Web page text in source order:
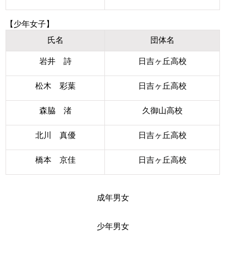
【少年女子】
氏名
団体名
岩井 詩 日吉ヶ丘高校
松木 彩葉 日吉ヶ丘高校
森脇 渚 久御山高校
北川 真優 日吉ヶ丘高校
橋本 京佳 日吉ヶ丘高校
成年男女
少年男女